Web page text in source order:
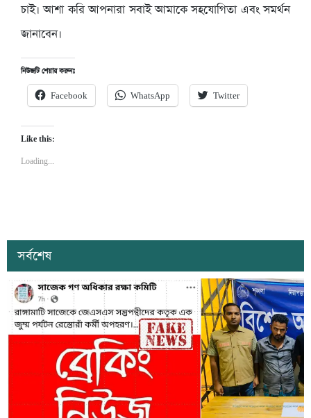
চাই। আশা করি আপনারা সবাই আমাকে সহযোগিতা এবং সমর্থন
জানাবেন।
নিউজটি শেয়ার করুনঃ
Facebook WhatsApp Twitter
Like this:
Loading...
সর্বশেষ